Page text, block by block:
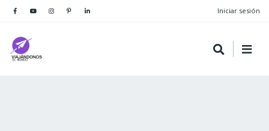
Iniciar sesión